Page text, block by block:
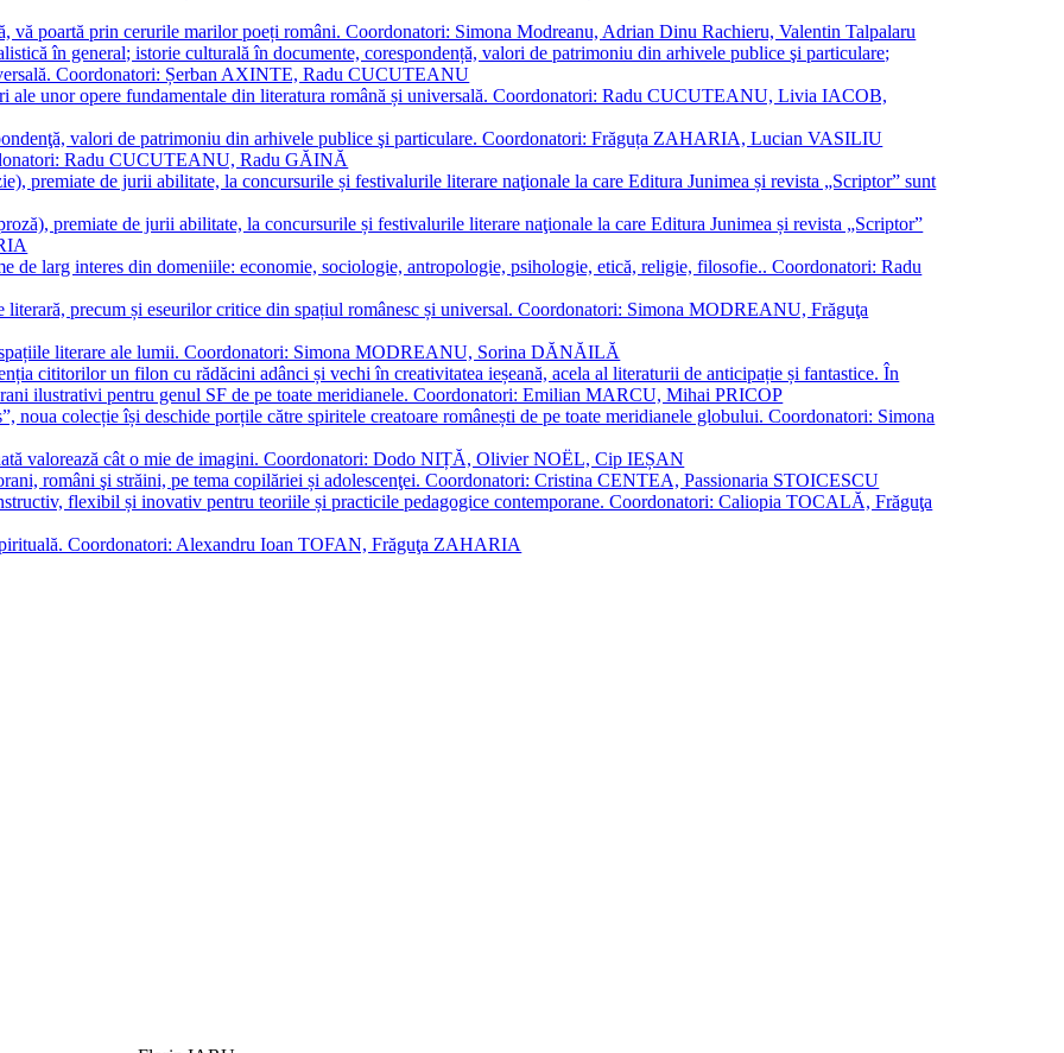
vă poartă prin cerurile marilor poeți români. Coordonatori: Simona Modreanu, Adrian Dinu Rachieru, Valentin Talpalaru
în general; istorie culturală în documente, corespondență, valori de patrimoniu din arhivele publice şi particulare;
Coordonatori: Șerban AXINTE, Radu CUCUTEANU
ale unor opere fundamentale din literatura română și universală. Coordonatori: Radu CUCUTEANU, Livia IACOB,
valori de patrimoniu din arhivele publice şi particulare. Coordonatori: Frăguța ZAHARIA, Lucian VASILIU
Radu CUCUTEANU, Radu GĂINĂ
premiate de jurii abilitate, la concursurile și festivalurile literare naţionale la care Editura Junimea și revista „Scriptor” sunt
premiate de jurii abilitate, la concursurile și festivalurile literare naţionale la care Editura Junimea și revista „Scriptor”
de larg interes din domeniile: economie, sociologie, antropologie, psihologie, etică, religie, filosofie.. Coordonatori: Radu
literară, precum și eseurilor critice din spațiul românesc și universal. Coordonatori: Simona MODREANU, Frăguţa
literare ale lumii. Coordonatori: Simona MODREANU, Sorina DĂNĂILĂ
cititorilor un filon cu rădăcini adânci și vechi în creativitatea ieșeană, acela al literaturii de anticipație și fantastice. În
ilustrativi pentru genul SF de pe toate meridianele. Coordonatori: Emilian MARCU, Mihai PRICOP
noua colecție își deschide porțile către spiritele creatoare românești de pe toate meridianele globului. Coordonatori: Simona
valorează cât o mie de imagini. Coordonatori: Dodo NIȚĂ, Olivier NOËL, Cip IEȘAN
români şi străini, pe tema copilăriei și adolescenţei. Coordonatori: Cristina CENTEA, Passionaria STOICESCU
flexibil și inovativ pentru teoriile și practicile pedagogice contemporane. Coordonatori: Caliopia TOCALĂ, Frăguţa
Coordonatori: Alexandru Ioan TOFAN, Frăguţa ZAHARIA